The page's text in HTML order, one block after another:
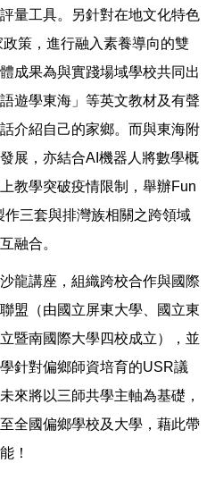
量工具。另針對在地文化特色
策，進行融入素養導向的雙
成果為與實踐場域學校共同出
遊學東海」等英文教材及有聲
介紹自己的家鄉。而與東海附
展，亦結合AI機器人將數學概
教學突破疫情限制，舉辦Fun
三套與排灣族相關之跨領域
融合。
龍講座，組織跨校合作與國際
盟（由國立屏東大學、國立東
暨南國際大學四校成立），並
針對偏鄉師資培育的USR議
來將以三師共學主軸為基礎，
全國偏鄉學校及大學，藉此帶
！